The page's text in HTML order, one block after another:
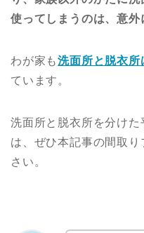
使ってしまうのは、意外
わが家も洗面所と脱衣所
ています。
洗面所と脱衣所を分け
は、ぜひ本記事の間取
さい。